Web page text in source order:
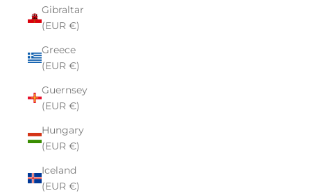
Gibraltar
(EUR €)
Greece
(EUR €)
Guernsey
(EUR €)
Hungary
(EUR €)
Iceland
(EUR €)